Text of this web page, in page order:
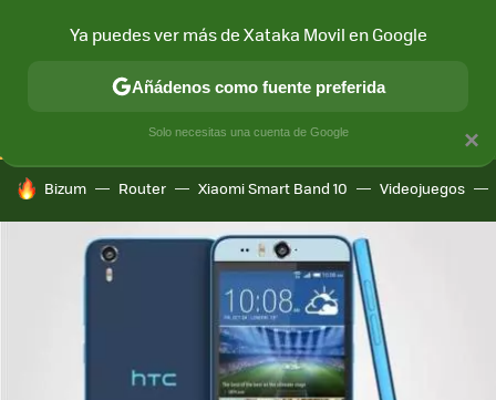
CONECTIVIDAD MÓVIL Y SOCIEDAD APLICACIONES
HOY SE HABLA DE
Bizum Router Xiaomi Smart Band 10 Videojuegos
×
Ya puedes ver más de Xataka Movil en Google
Añádenos como fuente preferida
Solo necesitas una cuenta de Google